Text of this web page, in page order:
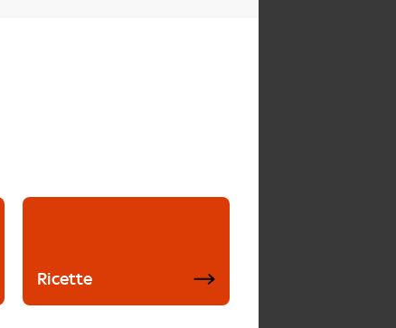
Ricette